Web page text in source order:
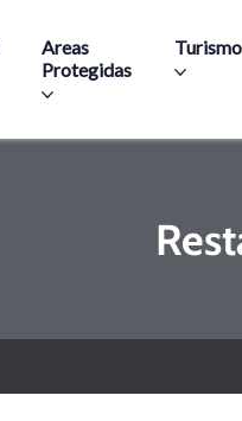
Areas
Protegidas
Turismo